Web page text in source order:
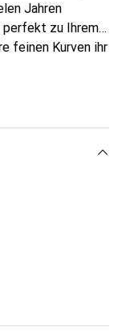
Jahren
perfekt zu Ihrem
feinen Kurven ihr